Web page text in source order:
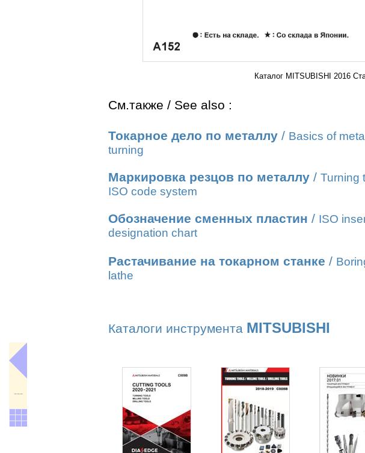
Каталог MITSUBISHI 2016
См.также / See also :
Токарное дело по металлу / Basics of metal
turning
Маркировка резцов по металлу / Turning
ISO code system
Обозначение сменных пластин / ISO
designation chart
Растачивание на токарном станке /
lathe
Каталоги инструмента MITSUBISHI
---